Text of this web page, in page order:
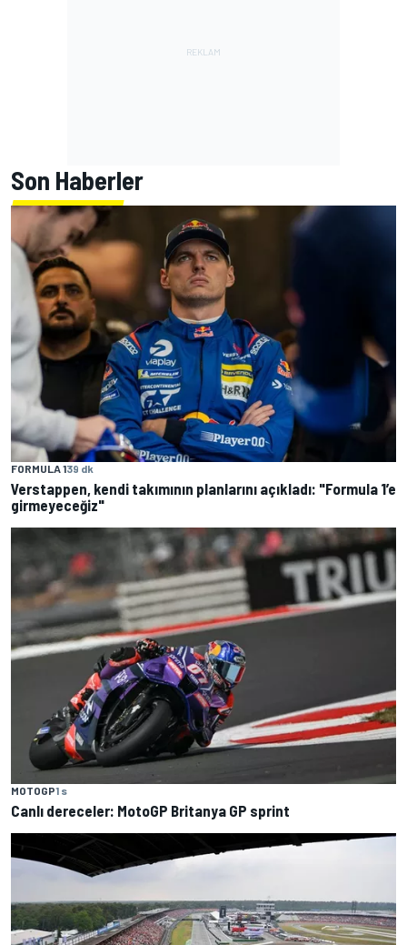
Son Haberler
FORMULA 139 dk
Verstappen, kendi takımının planlarını açıkladı: "Formula 1’e
girmeyeceğiz"
MOTOGP1 s
Canlı dereceler: MotoGP Britanya GP sprint